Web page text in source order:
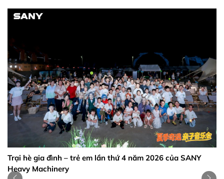
năm 2026 của SANY
SANY cứu hộ Quảng Tây 2026:
đường sau lũ